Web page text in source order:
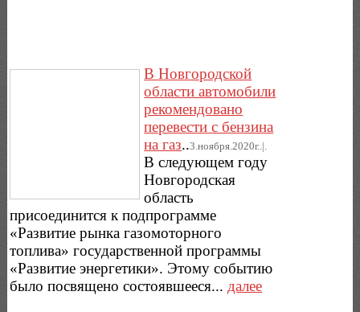
В Новгородской
области автомобили
рекомендовано
перевести с бензина
на газ..3.ноября.2020г..|.
В следующем году
Новгородская
область
присоединится к подпрограмме
«Развитие рынка газомоторного
топлива» государственной программы
«Развитие энергетики». Этому событию
было посвящено состоявшееся... далее